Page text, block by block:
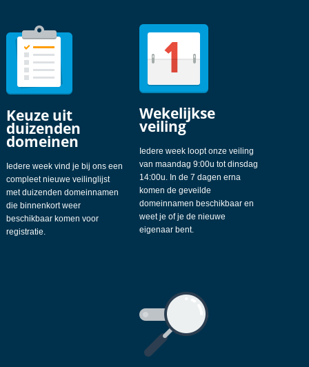
Keuze uit
duizenden
domeinen
Iedere week vind je bij ons een
compleet nieuwe veilinglijst
met duizenden domeinnamen
die binnenkort weer
beschikbaar komen voor
registratie.
Wekelijkse
veiling
Iedere week loopt onze veiling
van maandag 9:00u tot dinsdag
14:00u. In de 7 dagen erna
komen de geveilde
domeinnamen beschikbaar en
weet je of je de nieuwe
eigenaar bent.